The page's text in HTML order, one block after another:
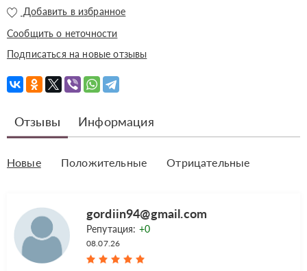
Добавить в избранное
Сообщить о неточности
Подписаться на новые отзывы
Отзывы Информация
Новые Положительные Отрицательные
gordiin94@gmail.com
Репутация: +0
08.07.26